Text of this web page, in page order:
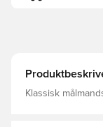
Klassisk